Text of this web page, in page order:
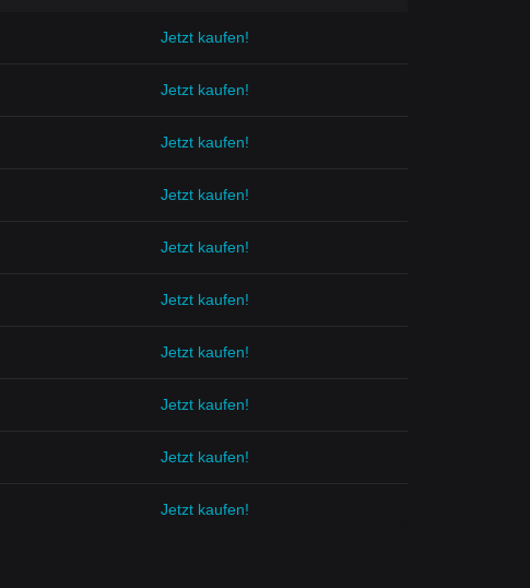
Jetzt kaufen!
Jetzt kaufen!
Jetzt kaufen!
Jetzt kaufen!
Jetzt kaufen!
Jetzt kaufen!
Jetzt kaufen!
Jetzt kaufen!
Jetzt kaufen!
Jetzt kaufen!